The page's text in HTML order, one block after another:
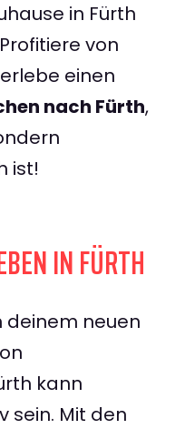
in Fürth
von
einen
nach Fürth,
ist!
IN FÜRTH
deinem neuen
kann
sein. Mit den